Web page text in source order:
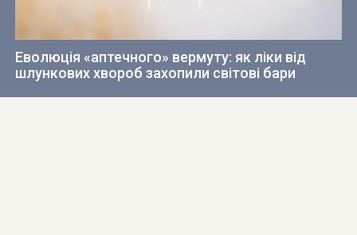
Еволюція «аптечного» вермуту: як ліки від
шлункових хвороб захопили світові бари